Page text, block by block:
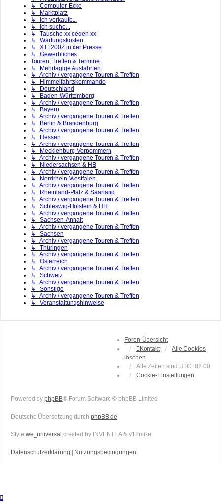
↳ Computer-Ecke
↳ Marktplatz
↳ Ich verkaufe...
↳ Ich suche...
↳ Tausche xx gegen xx
↳ Wartungskosten
↳ XT1200Z in der Presse
↳ Gewerbliches
Touren, Treffen & Termine
↳ Mehrtägige Ausfahrten
↳ Archiv / vergangene Touren & Treffen
↳ Himmelfahrtskommando
↳ Deutschland
↳ Baden-Württemberg
↳ Archiv / vergangene Touren & Treffen
↳ Bayern
↳ Archiv / vergangene Touren & Treffen
↳ Berlin & Brandenburg
↳ Archiv / vergangene Touren & Treffen
↳ Hessen
↳ Archiv / vergangene Touren & Treffen
↳ Mecklenburg-Vorpommern
↳ Archiv / vergangene Touren & Treffen
↳ Niedersachsen & HB
↳ Archiv / vergangene Touren & Treffen
↳ Nordrhein-Westfalen
↳ Archiv / vergangene Touren & Treffen
↳ Rheinland-Pfalz & Saarland
↳ Archiv / vergangene Touren & Treffen
↳ Schleswig-Holstein & HH
↳ Archiv / vergangene Touren & Treffen
↳ Sachsen-Anhalt
↳ Archiv / vergangene Touren & Treffen
↳ Sachsen
↳ Archiv / vergangene Touren & Treffen
↳ Thüringen
↳ Archiv / vergangene Touren & Treffen
↳ Österreich
↳ Archiv / vergangene Touren & Treffen
↳ Schweiz
↳ Archiv / vergangene Touren & Treffen
↳ Sonstige
↳ Archiv / vergangene Touren & Treffen
↳ Veranstaltungshinweise
Foren-Übersicht
Kontakt
Alle Cookies
löschen
Alle Zeiten sind UTC+02:00
Cookie-Einstellungen
Powered by phpBB® Forum Software © phpBB Limited
Deutsche Übersetzung durch phpBB.de
Style we_universal created by INVENTEA & v12mike
Datenschutzerklärung Nutzungsbedingungen